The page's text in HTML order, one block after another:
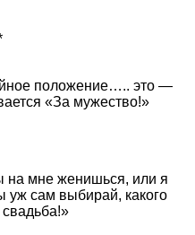
положение….. это —
«За мужество!»
на мне женишься, или я
уж сам выбирай, какого
свадьба!»